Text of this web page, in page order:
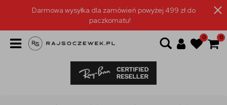
Darmowa wysyłka dla zamówień powyżej 499 zł do
paczkomatu!
0 0